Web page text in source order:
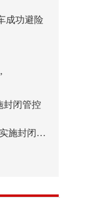
成功避险
封闭管控
甘肃205省道抓好快速排危处置主动实施封闭管控